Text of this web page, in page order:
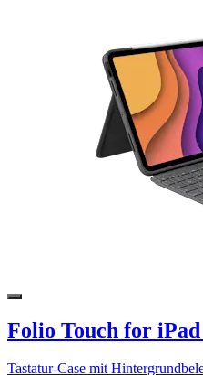
Folio Touch for
Tastatur-Case mit